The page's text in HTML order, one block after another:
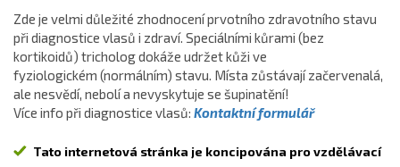
Zde je velmi důležité zhodnocení prvotního zdravotního stavu
při diagnostice vlasů i zdraví. Speciálními kůrami (bez
kortikoidů) tricholog dokáže udržet kůži ve
fyziologickém (normálním) stavu. Místa zůstávají začervenalá,
ale nesvědí, nebolí a nevyskytuje se šupinatění!
Více info při diagnostice vlasů: Kontaktní formulář
Tato internetová stránka je koncipována pro vzdělávací